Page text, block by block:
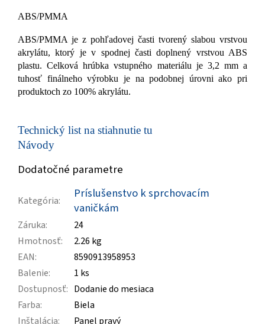
ABS/PMMA
ABS/PMMA je z pohľadovej časti tvorený slabou vrstvou
akrylátu, ktorý je v spodnej časti doplnený vrstvou ABS
plastu. Celková hrúbka vstupného materiálu je 3,2 mm a
tuhosť finálneho výrobku je na podobnej úrovni ako pri
produktoch zo 100% akrylátu.
Technický list na stiahnutie tu
Návody
Dodatočné parametre
Kategória:
Príslušenstvo k sprchovacím
vaničkám
Záruka:
24
Hmotnosť:
2.26 kg
EAN:
8590913958953
Balenie:
1 ks
Dostupnosť: Dodanie do mesiaca
Farba:
Biela
Inštalácia:
Panel pravý